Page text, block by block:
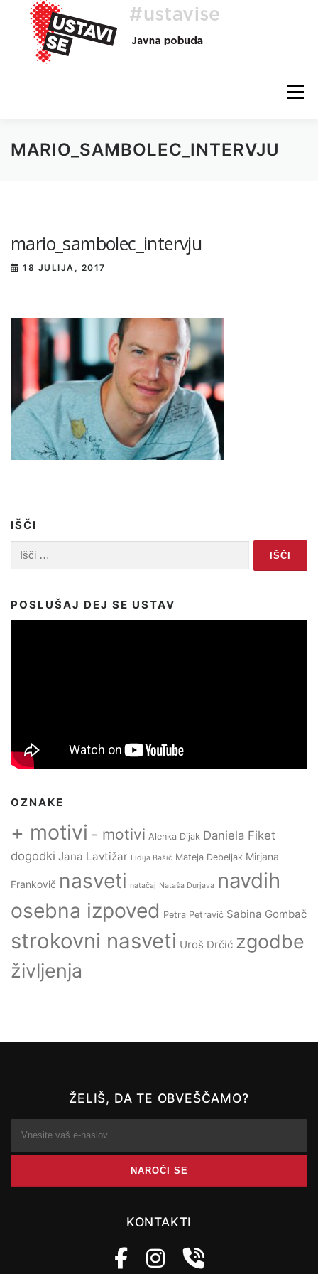
Preskoči
vsebino
Meni
O AKCIJI HEJ, TI, #USTAVISE BLOG POMOČ
MARIO_SAMBOLEC_INTERVJU
mario_sambolec_intervju
18 JULIJA, 2017
IŠČI
POSLUŠAJ DEJ SE USTAV
OZNAKE
+ motivi - motivi Alenka Dijak Daniela Fiket
dogodki Jana Lavtižar Lidija Bašič Mateja Debeljak Mirjana
Frankovič nasveti natačaj Nataša Durjava navdih
osebna izpoved Petra Petravič Sabina Gombač
strokovni nasveti Uroš Drčić zgodbe
življenja
ŽELIŠ, DA TE OBVEŠČAMO?
KONTAKTI